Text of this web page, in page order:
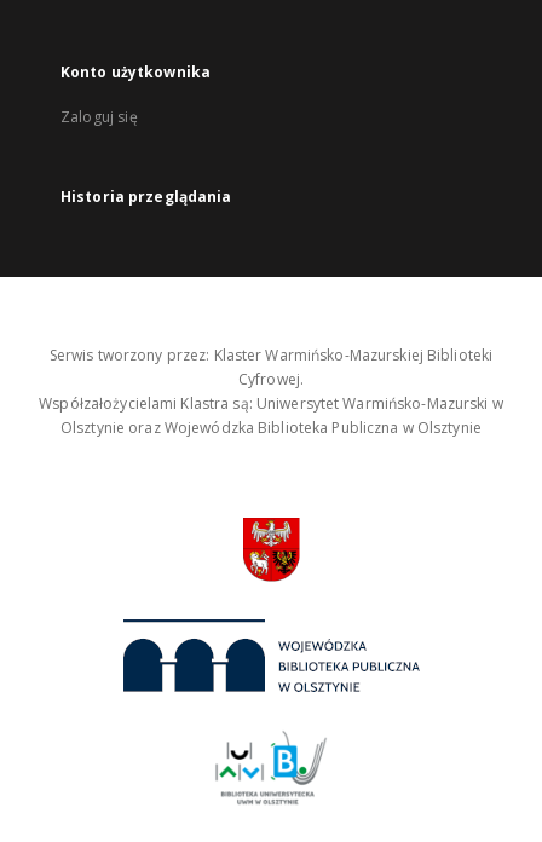
Konto użytkownika
Zaloguj się
Historia przeglądania
Serwis tworzony przez: Klaster Warmińsko-Mazurskiej Biblioteki
Cyfrowej.
Współzałożycielami Klastra są: Uniwersytet Warmińsko-Mazurski w
Olsztynie oraz Wojewódzka Biblioteka Publiczna w Olsztynie